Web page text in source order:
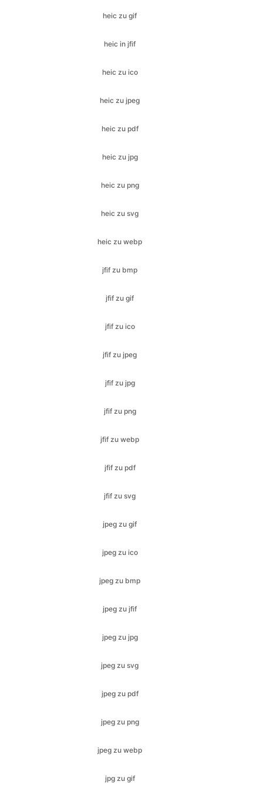
heic zu ico
heic zu jpeg
heic zu pdf
heic zu jpg
heic zu png
heic zu svg
heic zu webp
jfif zu bmp
jfif zu gif
jfif zu ico
jfif zu jpeg
jfif zu jpg
jfif zu png
jfif zu webp
jfif zu pdf
jfif zu svg
jpeg zu gif
jpeg zu ico
jpeg zu bmp
jpeg zu jfif
jpeg zu jpg
jpeg zu svg
jpeg zu pdf
jpeg zu png
jpeg zu webp
jpg zu gif
jpg zu ico
jpg zu jfif